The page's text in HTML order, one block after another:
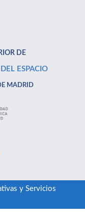
DE
ESPACIO
MADRID
y Servicios